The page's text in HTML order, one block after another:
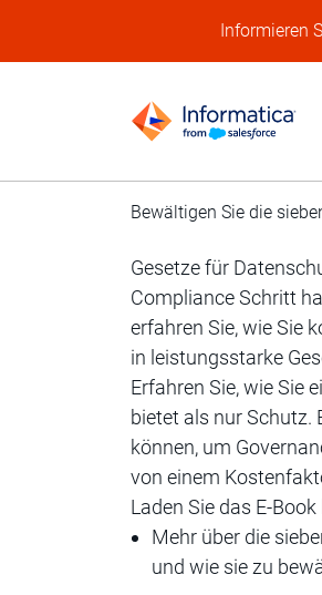
Informieren
Bewältigen Sie die
Gesetze für
Compliance Schritt
erfahren Sie, wie Sie
in leistungsstarke
Erfahren Sie, wie Sie
bietet als nur Schutz.
können, um
von einem
Laden Sie das E-
Mehr über die
und wie sie zu